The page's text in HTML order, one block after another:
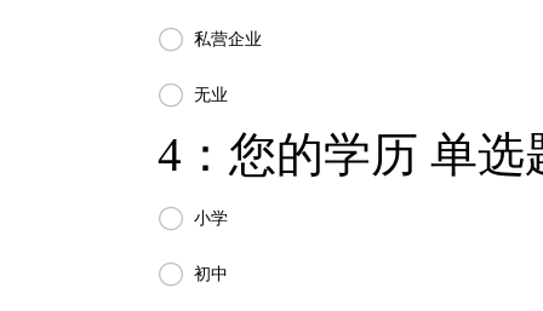
 私营企业
 无业
4：您的学历 单选
 小学
 初中